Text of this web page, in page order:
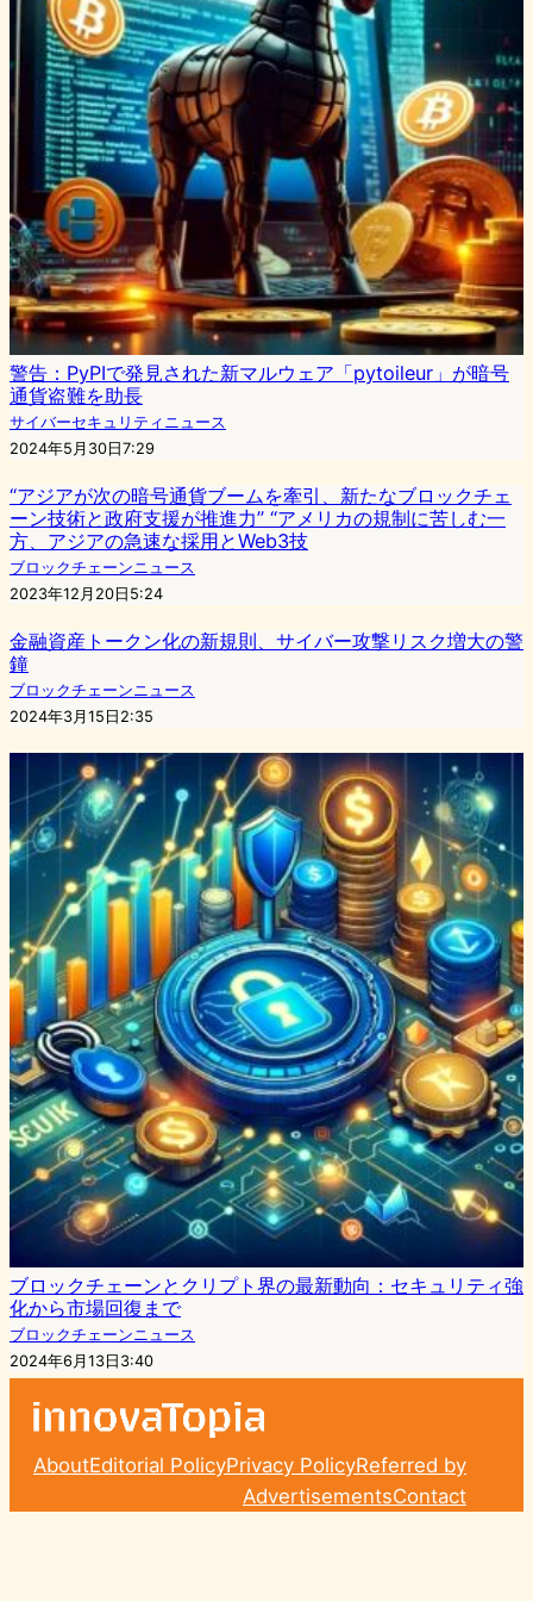
警告：PyPIで発見された新マルウェア「pytoileur」が暗号
通貨盗難を助長
サイバーセキュリティニュース
2024年5月30日7:29
“アジアが次の暗号通貨ブームを牽引、新たなブロックチェ
ーン技術と政府支援が推進力” “アメリカの規制に苦しむ一
方、アジアの急速な採用とWeb3技
ブロックチェーンニュース
2023年12月20日5:24
金融資産トークン化の新規則、サイバー攻撃リスク増大の警
鐘
ブロックチェーンニュース
2024年3月15日2:35
ブロックチェーンとクリプト界の最新動向：セキュリティ強
化から市場回復まで
ブロックチェーンニュース
2024年6月13日3:40
AboutEditorial PolicyPrivacy PolicyReferred by
AdvertisementsContact